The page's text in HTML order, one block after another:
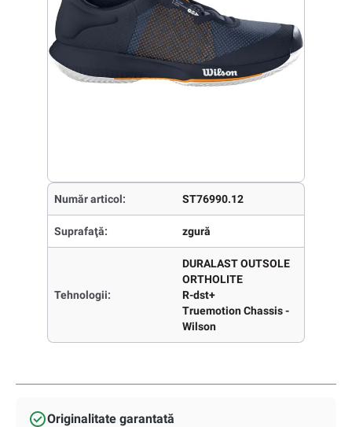
Număr articol: ST76990.12
Suprafaţă: zgură
Tehnologii:
DURALAST OUTSOLE
ORTHOLITE
R-dst+
Truemotion Chassis -
Wilson
Originalitate garantată